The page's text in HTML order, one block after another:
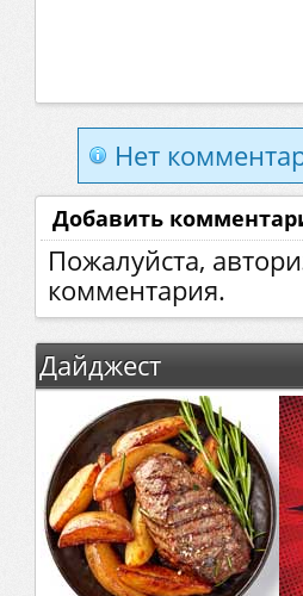
Нет
Добавить
Пожалуйста,
комментария.
Дайджест